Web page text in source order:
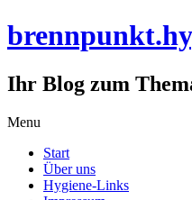
Ihr Blog zum
Menu
content
Start
Über uns
Hygiene-Links